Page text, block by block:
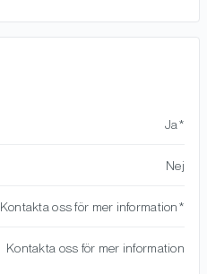
Ja*
Nej
Kontakta oss för mer information*
Kontakta oss för mer information